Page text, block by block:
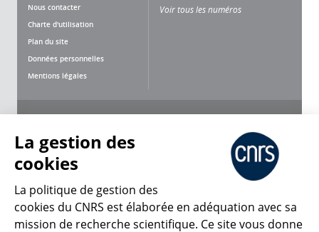
Nous contacter
Charte d'utilisation
Plan du site
Données personnelles
Mentions légales
Voir tous les numéros
CNRS Le Mag
La gestion des
cookies
La politique de gestion des
cookies du CNRS est élaborée en adéquation avec sa
mission de recherche scientifique. Ce site vous donne